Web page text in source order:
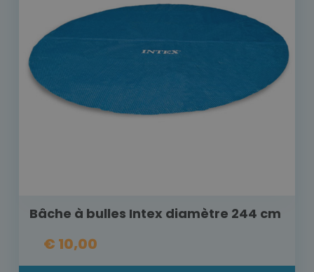
Bâche à bulles Intex diamètre 244 cm
€ 10,00